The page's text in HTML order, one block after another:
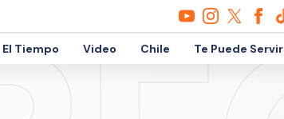
El Tiempo Video Chile Te Puede Servir